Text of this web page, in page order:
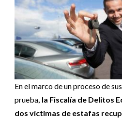
En el marco de un proceso de
prueba, la Fiscalía de Delitos
dos víctimas de estafas